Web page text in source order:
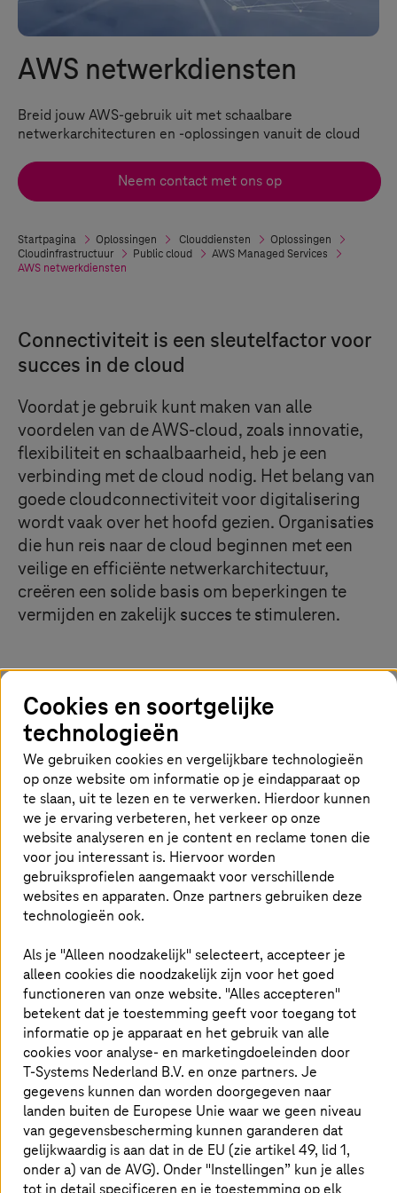
AWS netwerkdiensten
Breid jouw AWS-gebruik uit met schaalbare
netwerkarchitecturen en -oplossingen vanuit de cloud
Neem contact met ons op
Startpagina Oplossingen Clouddiensten
Oplossingen
Cloudinfrastructuur
Public cloud
AWS Managed Services
AWS netwerkdiensten
Connectiviteit is een sleutelfactor voor
succes in de cloud
Voordat je gebruik kunt maken van alle
voordelen van de AWS-cloud, zoals innovatie,
flexibiliteit en schaalbaarheid, heb je een
verbinding met de cloud nodig. Het belang van
goede cloudconnectiviteit voor digitalisering
wordt vaak over het hoofd gezien. Organisaties
die hun reis naar de cloud beginnen met een
veilige en efficiënte netwerkarchitectuur,
creëren een solide basis om beperkingen te
vermijden en zakelijk succes te stimuleren.
Bouw je neurale systeem voor de cloud
Of je nu een platform voor connected cars wilt bouwen,
je SAP-systemen wilt verplaatsen naar Amazon Web
Services, een nieuw IoT-gebaseerd bedrijfsmodel wilt
opstarten of gewoon nieuwe toepassingen wilt
ontwikkelen in DevOps-modus in een multi-
cloudomgeving - een cloudstrategie vereist altijd
betrouwbare connectiviteit met de cloud. En het vereist
beveiliging op bedrijfsniveau. Er zijn verschillende
factoren om rekening mee te houden als het gaat om
cloudconnectiviteit:
Cookies en soortgelijke
technologieën
We gebruiken cookies en vergelijkbare technologieën
op onze website om informatie op je eindapparaat op
te slaan, uit te lezen en te verwerken. Hierdoor kunnen
we je ervaring verbeteren, het verkeer op onze
website analyseren en je content en reclame tonen die
voor jou interessant is. Hiervoor worden
gebruiksprofielen aangemaakt voor verschillende
websites en apparaten. Onze partners gebruiken deze
technologieën ook.
Als je "Alleen noodzakelijk" selecteert, accepteer je
alleen cookies die noodzakelijk zijn voor het goed
functioneren van onze website. "Alles accepteren"
betekent dat je toestemming geeft voor toegang tot
informatie op je apparaat en het gebruik van alle
cookies voor analyse- en marketingdoeleinden door
T-Systems Nederland B.V. en onze partners. Je
gegevens kunnen dan worden doorgegeven naar
landen buiten de Europese Unie waar we geen niveau
van gegevensbescherming kunnen garanderen dat
gelijkwaardig is aan dat in de EU (zie artikel 49, lid 1,
onder a) van de AVG). Onder "Instellingen” kun je alles
tot in detail specificeren en je toestemming op elk